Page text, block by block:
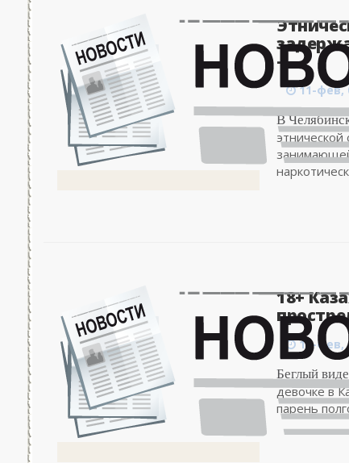
-..
11-фев,
В
этнической
18+
11-фев,
Беглый
девочке в
парень